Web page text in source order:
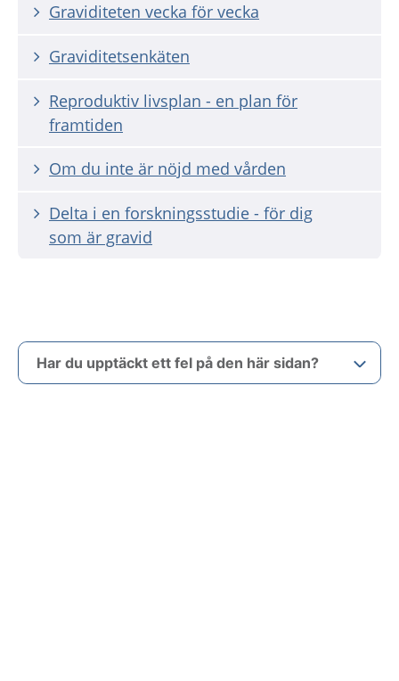
Graviditeten vecka för vecka
Graviditetsenkäten
Reproduktiv livsplan - en plan för
framtiden
Om du inte är nöjd med vården
Delta i en forskningsstudie - för dig
som är gravid
Har du upptäckt ett fel på den här sidan?